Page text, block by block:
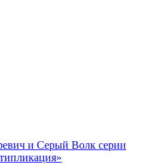
и Серый Волк серии